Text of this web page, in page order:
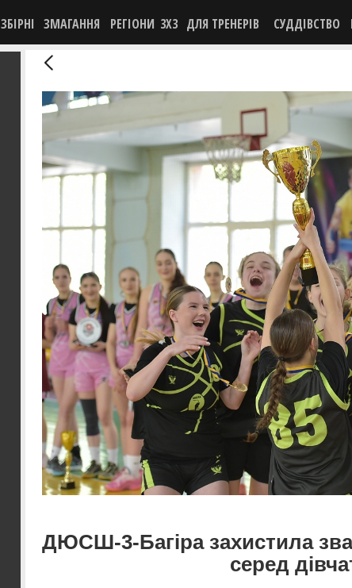
ЗБІРНІ ЗМАГАННЯ РЕГІОНИ 3X3 ДЛЯ ТРЕНЕРІВ СУДДІВСТВО
ДЮСШ-3-Багіра захистила
серед